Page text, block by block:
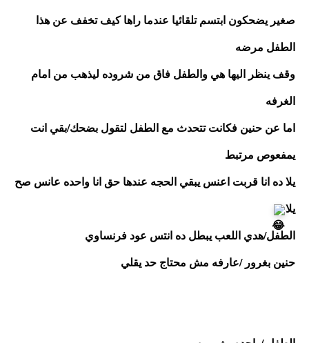
الطفل مرضه
الغرفه
يمفعوص مرتبط
يلا
الطفل/هدي اللعب يبطل ده انتس عود فرنساوي
حنين بغرور /عارفه مش محتاج حد يقلي